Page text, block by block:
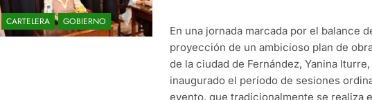
CARTELERA GOBIERNO
En una jornada marcada por el balance
proyección de un ambicioso plan de
de la ciudad de Fernández, Yanina
inaugurado el período de sesiones
evento, que tradicionalmente se realiza